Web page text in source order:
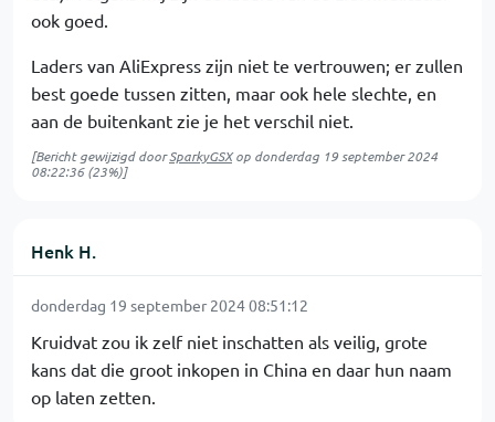
ook goed.
Laders van AliExpress zijn niet te vertrouwen; er zullen
best goede tussen zitten, maar ook hele slechte, en
aan de buitenkant zie je het verschil niet.
[Bericht gewijzigd doorSparkyGSXop donderdag 19 september 2024
08:22:36(23%)]
Henk H.
donderdag 19 september 2024 08:51:12
Kruidvat zou ik zelf niet inschatten als veilig, grote
kans dat die groot inkopen in China en daar hun naam
op laten zetten.